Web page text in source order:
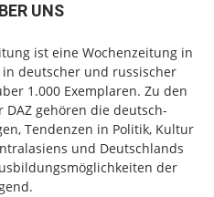
UNS
ist eine Wochenzeitung in
in deutscher und russischer
1.000 Exemplaren. Zu den
gehören die deutsch-
Tendenzen in Politik, Kultur
und Deutschlands
der